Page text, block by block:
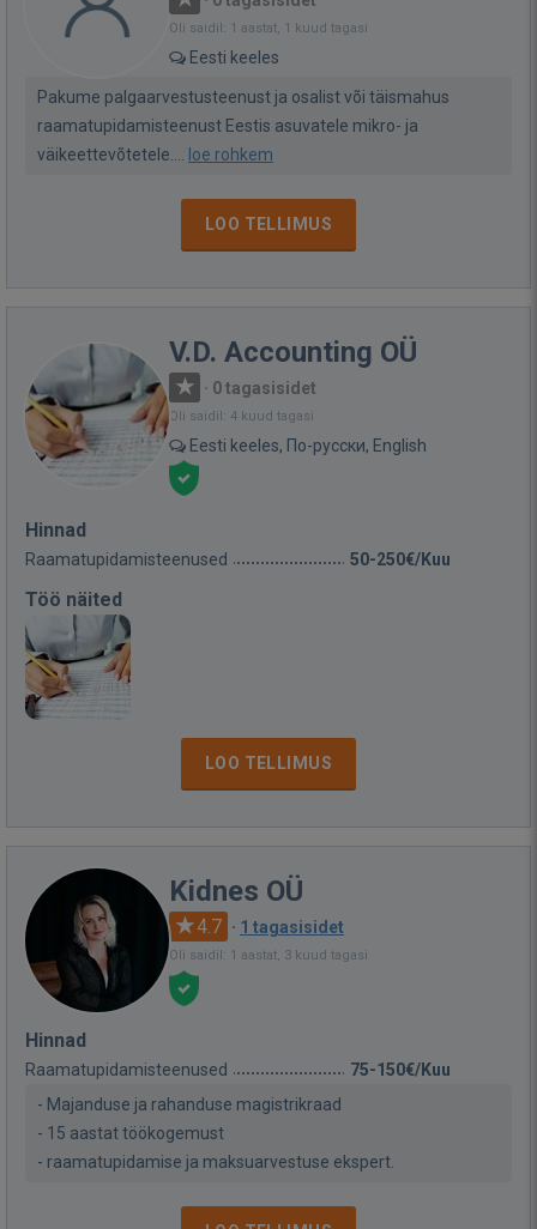
Oli saidil: 1 aastat, 1 kuud tagasi
Eesti keeles
Pakume palgaarvestusteenust ja osalist või täismahus
raamatupidamisteenust Eestis asuvatele mikro- ja
väikeettevõtetele....
loe rohkem
LOO TELLIMUS
V.D. Accounting OÜ
· 0 tagasisidet
Oli saidil: 4 kuud tagasi
Eesti keeles, По-русски, English
Hinnad
Raamatupidamisteenused 50-250€/Kuu
Töö näited
LOO TELLIMUS
Kidnes OÜ
4.7 · 1 tagasisidet
Oli saidil: 1 aastat, 3 kuud tagasi
Hinnad
Raamatupidamisteenused
75-150€/Kuu
- Majanduse ja rahanduse magistrikraad
- 15 aastat töökogemust
- raamatupidamise ja maksuarvestuse ekspert.